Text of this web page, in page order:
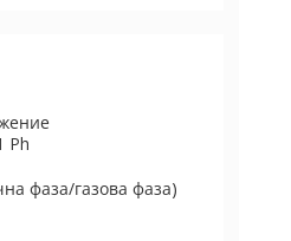
Ph
фаза/газова фаза)